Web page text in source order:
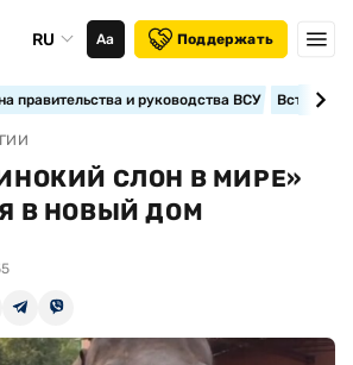
RU Аа Поддержать
правительства и руководства ВСУ
СЛОН В МИРЕ»
В НОВЫЙ ДОМ